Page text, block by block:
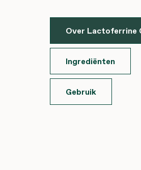
Over Lactoferrine
Ingrediënten
Gebruik